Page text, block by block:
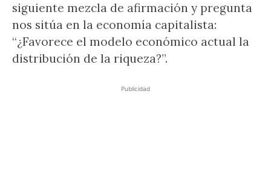
siguiente mezcla de afirmación y pregunta
nos sitúa en la economía capitalista:
“¿Favorece el modelo económico actual la
distribución de la riqueza?”.
Publicidad